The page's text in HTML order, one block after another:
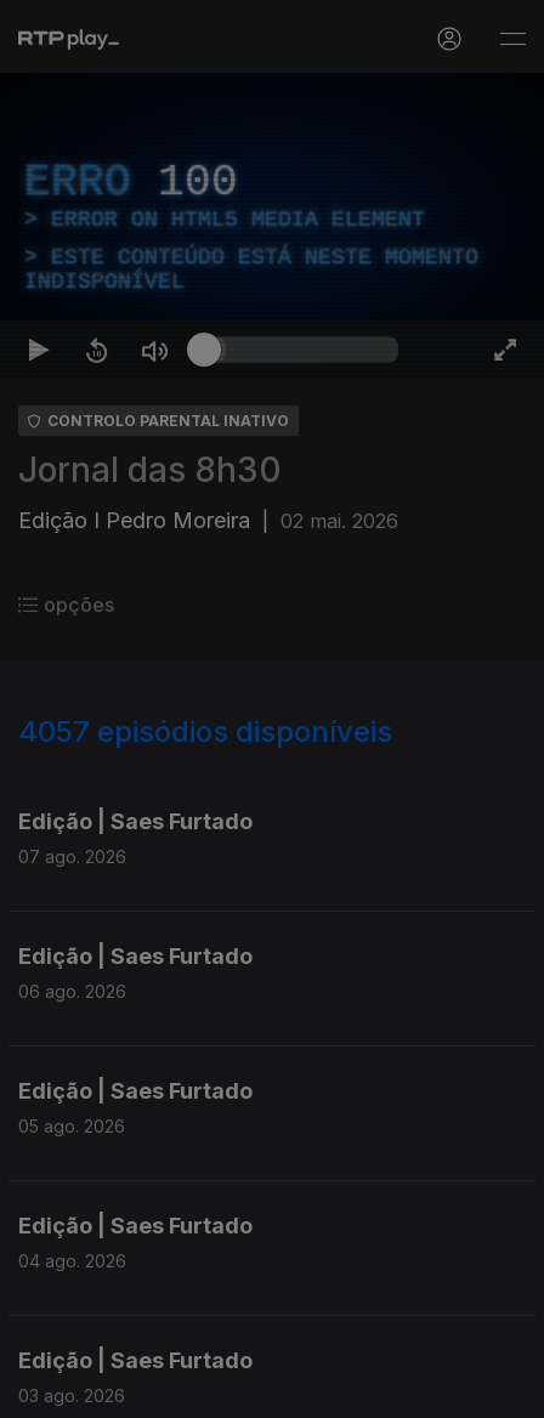
ERRO 100
ERROR ON HTML5 MEDIA ELEMENT
ESTE CONTEÚDO ESTÁ NESTE MOMENTO
INDISPONÍVEL
CONTROLO PARENTAL INATIVO
Jornal das 8h30
Edição I Pedro Moreira 02 mai. 2026
opções
4057 episódios disponíveis
Edição | Saes Furtado
07 ago. 2026
Edição | Saes Furtado
06 ago. 2026
Edição | Saes Furtado
05 ago. 2026
Edição | Saes Furtado
04 ago. 2026
Edição | Saes Furtado
03 ago. 2026